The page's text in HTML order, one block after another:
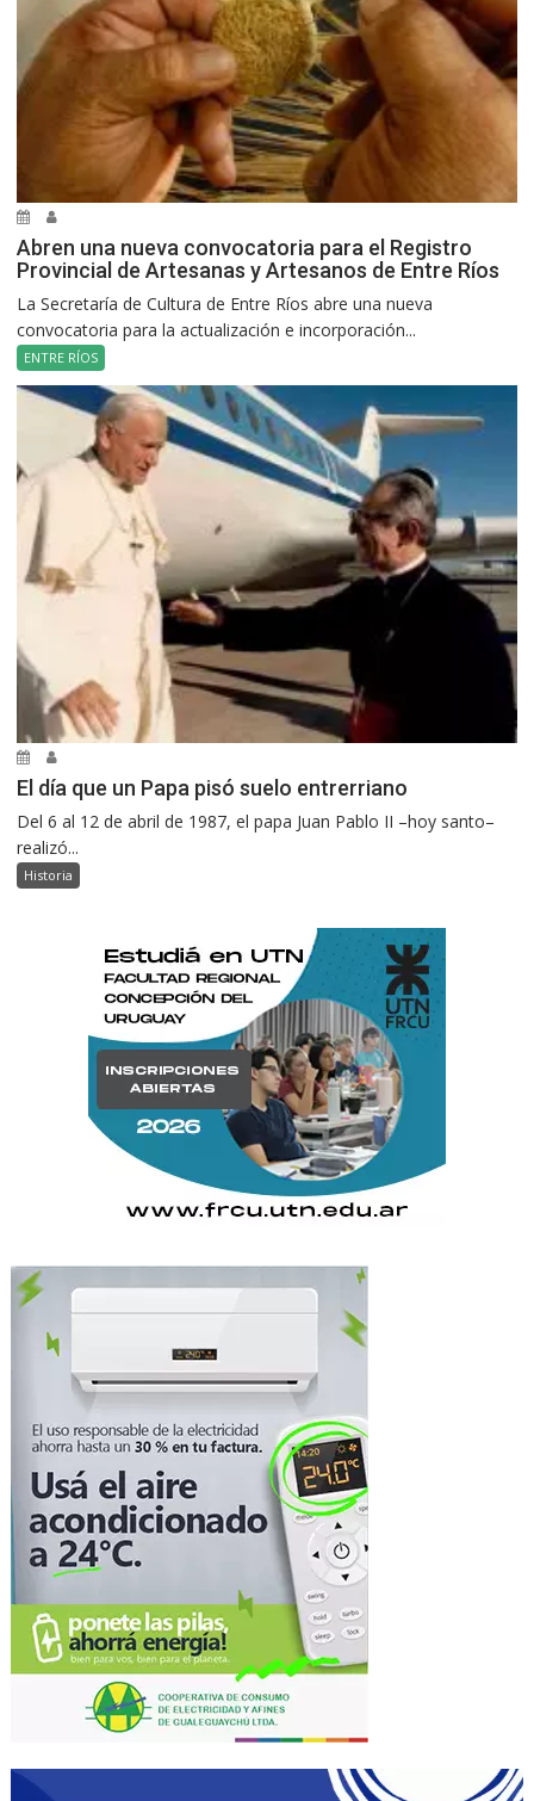
Abren una nueva convocatoria para el Registro
Provincial de Artesanas y Artesanos de Entre Ríos
La Secretaría de Cultura de Entre Ríos abre una nueva
convocatoria para la actualización e incorporación...
ENTRE RÍOS
El día que un Papa pisó suelo entrerriano
Del 6 al 12 de abril de 1987, el papa Juan Pablo II –hoy santo–
realizó...
Historia